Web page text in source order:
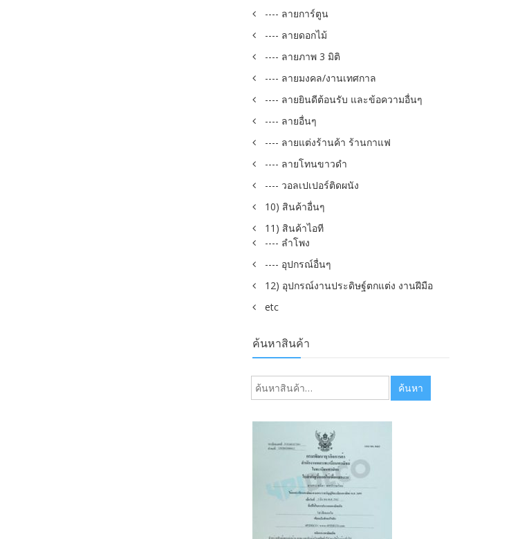
---- ลายการ์ตูน
---- ลายดอกไม้
---- ลายภาพ 3 มิติ
---- ลายมงคล/งานเทศกาล
---- ลายยินดีต้อนรับ และข้อความอื่นๆ
---- ลายอื่นๆ
---- ลายแต่งร้านค้า ร้านกาแฟ
---- ลายโทนขาวดำ
---- วอลเปเปอร์ติดผนัง
10) สินค้าอื่นๆ
11) สินค้าไอที
---- ลำโพง
---- อุปกรณ์อื่นๆ
12) อุปกรณ์งานประดิษฐ์ตกแต่ง งานฝีมือ
etc
ค้นหาสินค้า
ค้นหา: ค้นหา